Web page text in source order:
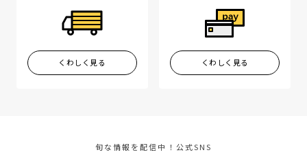
くわしく見る くわしく見る
旬な情報を配信中！公式SNS